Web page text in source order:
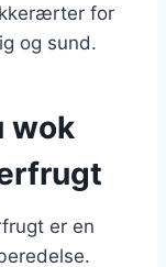
for
og sund.
wok
er en